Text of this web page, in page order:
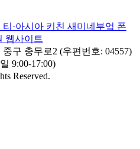
티·아시아 키친 새미네부엌 폰
웹사이트
구 충무로2 (우편번호: 04557)
9:00-17:00)
Reserved.